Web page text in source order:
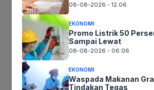
Mayat Dalam Mobil Puluhan
Ternyata Pembobol Rumah di
November 1, 2020
08-08-2026 - 12.06
EKONOMI
Promo Listrik 50
Sampai Lewat
08-08-2026 - 06.06
EKONOMI
Waspada Makanan
Tindakan Tegas